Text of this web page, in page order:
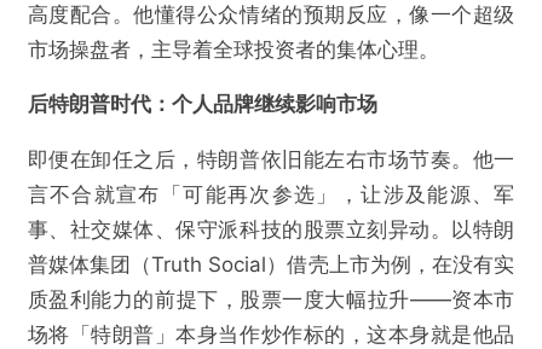
高度配合。他懂得公众情绪的预期反应，像一个超级
市场操盘者，主导着全球投资者的集体心理。
后特朗普时代：个人品牌继续影响市场
即便在卸任之后，特朗普依旧能左右市场节奏。他一
言不合就宣布「可能再次参选」，让涉及能源、军
事、社交媒体、保守派科技的股票立刻异动。以特朗
普媒体集团（Truth Social）借壳上市为例，在没有实
质盈利能力的前提下，股票一度大幅拉升——资本市
场将「特朗普」本身当作炒作标的，这本身就是他品